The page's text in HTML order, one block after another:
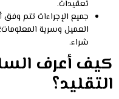
تعقيدات.
جميع الإجراءات تتم
العميل وسرية
شراء.
كيف أعرف
التقليد؟